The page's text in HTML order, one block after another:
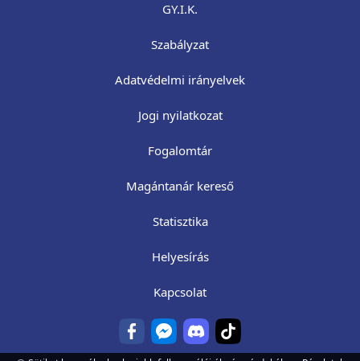
GY.I.K.
Szabályzat
Adatvédelmi irányelvek
Jogi nyilatkozat
Fogalomtár
Magántanár kereső
Statisztika
Helyesírás
Kapcsolat